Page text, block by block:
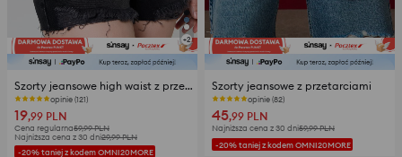
+2
Szorty jeansowe high waist z przetarciami
opinie (121)
19,99 PLN
Cena regularna59,99PLN
Najniższa cena z 30 dni29,99PLN
-20% taniej z kodem OMNI20MORE
Szorty jeansowe z przetarciami
opinie (82)
45,99 PLN
Najniższa cena z 30 dni59,99PLN
-20% taniej z kodem OMNI20MORE